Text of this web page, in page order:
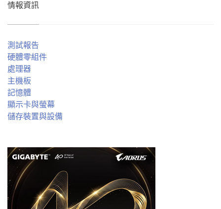
情報資訊
測試報告
硬體零組件
處理器
主機板
記憶體
顯示卡與螢幕
儲存裝置與設備